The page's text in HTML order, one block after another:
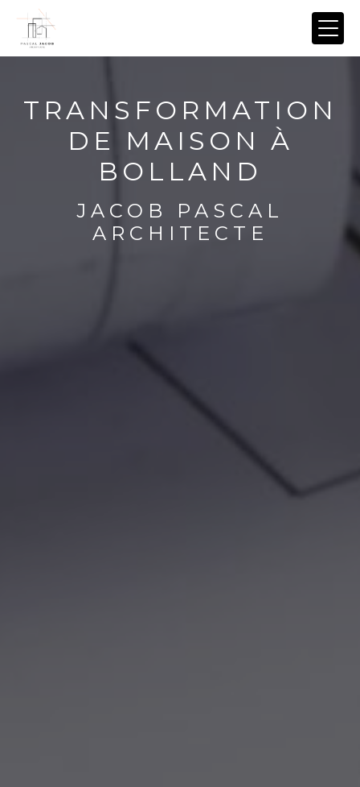
TRANSFORMATION
DE MAISON À
BOLLAND
JACOB PASCAL
ARCHITECTE
Panneau de gestion des cookies